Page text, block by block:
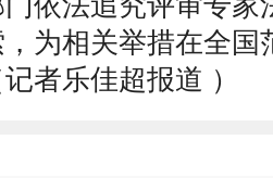
为相关举措在全国
记者乐佳超报道 ）